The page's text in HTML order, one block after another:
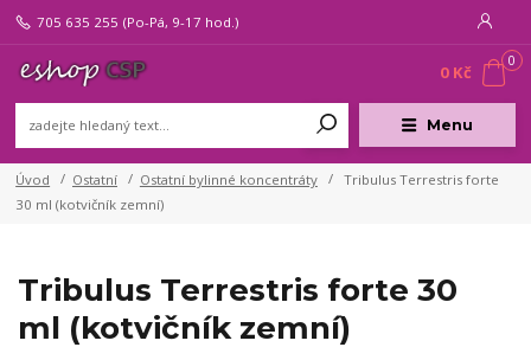
Menu
705 635 255 (Po-Pá, 9-17 hod.)
0
0 Kč
Úvod Ostatní Ostatní bylinné koncentráty
Tribulus Terrestris forte
30 ml (kotvičník zemní)
Tribulus Terrestris forte 30
ml (kotvičník zemní)